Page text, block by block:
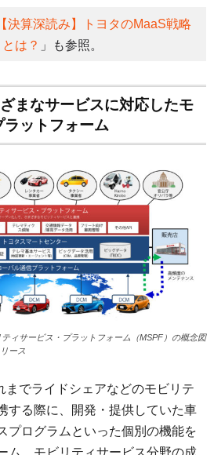
【決算深読み】トヨタのMaaS戦略
は？ 」も参照。
まなサービスに対応したモ
ラットフォーム
ィサービス・プラットフォーム（MSPF）の概念図
ース
までライドシェアなどのモビリテ
する際に、開発・提供していた車
プログラムといった個別の機能を